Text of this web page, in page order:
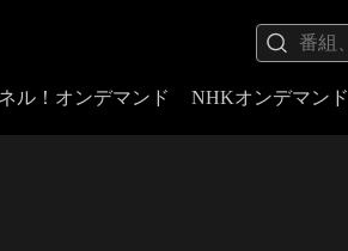
ル！オンデマンド NHKオンデマンド